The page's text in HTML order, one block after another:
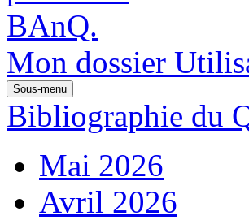
Mon dossier
Sous-menu
Bibliographie du
Mai 2026
Avril 2026